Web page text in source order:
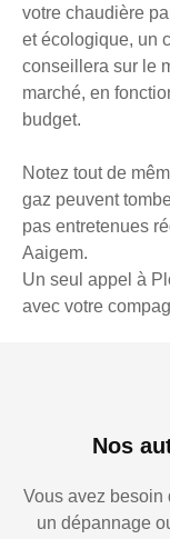
votre chaudière
et écologique, un
conseillera sur le
marché, en
budget.
Notez tout de
gaz peuvent
pas entretenues
Aaigem.
Un seul appel à
avec votre
Nos
Vous avez besoin
un dépannage